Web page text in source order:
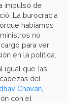
impulsó de
La burocracia
habíamos
no
para ver
en la política.
igual que las
del
Chavan,
con el